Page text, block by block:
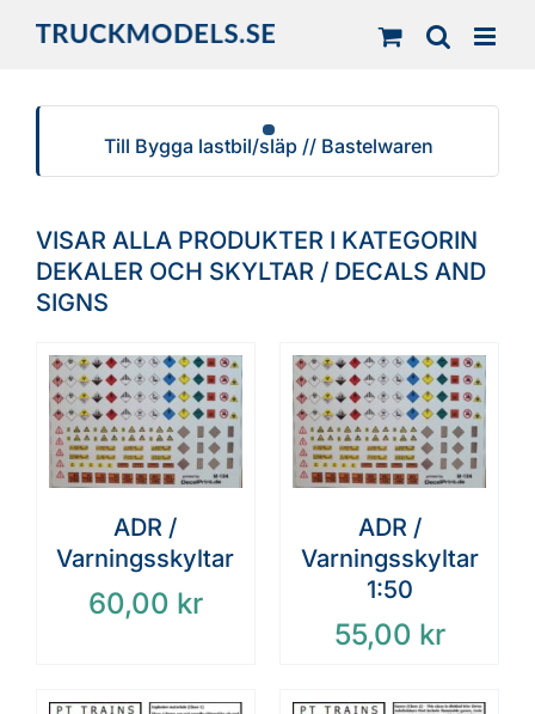
Till Bygga lastbil/släp // Bastelwaren
VISAR ALLA PRODUKTER I KATEGORIN
DEKALER OCH SKYLTAR / DECALS AND
SIGNS
ADR /
Varningsskyltar
60,00 kr
ADR /
Varningsskyltar
1:50
55,00 kr